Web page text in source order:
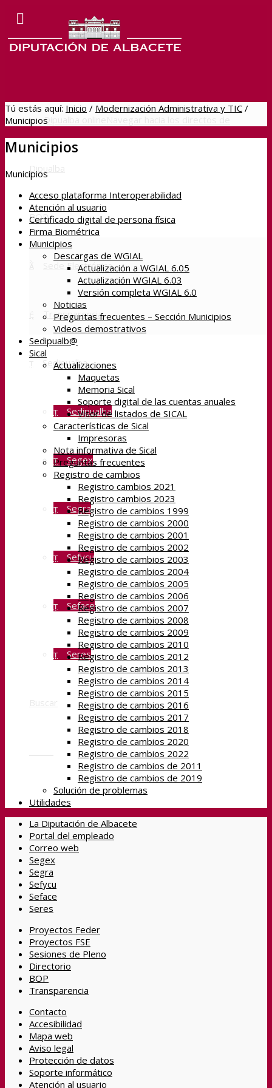
Dipualba online
Dipualba
BOP
Sede Electrónica
Transparencia
Sedipualba
Sedipualba
Segex
Segra
Sefycu
Seface
Seres
Tú estás aquí: Inicio / Modernización Administrativa y TIC /
Municipios
Municipios
Municipios
Acceso plataforma Interoperabilidad
Atención al usuario
Certificado digital de persona física
Firma Biométrica
Municipios
Descargas de WGIAL
Actualización a WGIAL 6.05
Actualización WGIAL 6.03
Versión completa WGIAL 6.0
Noticias
Preguntas frecuentes – Sección Municipios
Videos demostrativos
Sedipualb@
Sical
Actualizaciones
Maquetas
Memoria Sical
Soporte digital de las cuentas anuales
Visor de listados de SICAL
Características de Sical
Impresoras
Nota informativa de Sical
Preguntas frecuentes
Registro de cambios
Registro cambios 2021
Registro cambios 2023
Registro de cambios 1999
Registro de cambios 2000
Registro de cambios 2001
Registro de cambios 2002
Registro de cambios 2003
Registro de cambios 2004
Registro de cambios 2005
Registro de cambios 2006
Registro de cambios 2007
Registro de cambios 2008
Registro de cambios 2009
Registro de cambios 2010
Registro de cambios 2012
Registro de cambios 2013
Registro de cambios 2014
Registro de cambios 2015
Registro de cambios 2016
Registro de cambios 2017
Registro de cambios 2018
Registro de cambios 2020
Registro de cambios 2022
Registro de cambios de 2011
Registro de cambios de 2019
Solución de problemas
Utilidades
La Diputación de Albacete
Portal del empleado
Correo web
Segex
Segra
Sefycu
Seface
Seres
Proyectos Feder
Proyectos FSE
Sesiones de Pleno
Directorio
BOP
Transparencia
Contacto
Accesibilidad
Mapa web
Aviso legal
Protección de datos
Soporte informático
Atención al usuario